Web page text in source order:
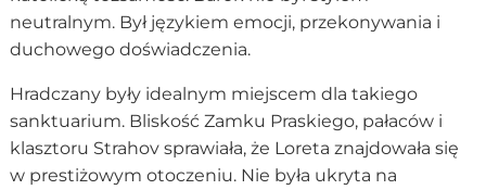
neutralnym. Był językiem emocji, przekonywania i
duchowego doświadczenia.
Hradczany były idealnym miejscem dla takiego
sanktuarium. Bliskość Zamku Praskiego, pałaców i
klasztoru Strahov sprawiała, że Loreta znajdowała się
w prestiżowym otoczeniu. Nie była ukryta na